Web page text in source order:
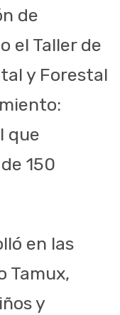
de
el Taller de
y Forestal
que
150
en las
Tamux,
y